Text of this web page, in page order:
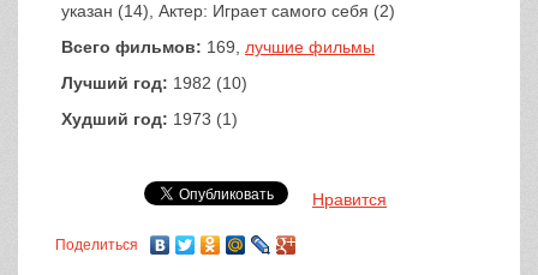
указан (14), Актер: Играет самого себя (2)
Всего фильмов: 169, лучшие фильмы
Лучший год: 1982 (10)
Худший год: 1973 (1)
Нравится
Поделиться